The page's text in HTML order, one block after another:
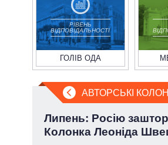
РІВЕНЬ
ВІДПОВІДАЛЬНОСТІ
ГОЛІВ ОДА
АВТОРСЬКІ
Липень: Росію
Колонка Леоніда